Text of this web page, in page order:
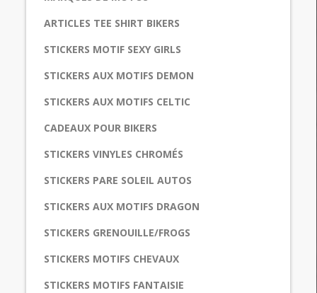
ARTICLES TEE SHIRT BIKERS
STICKERS MOTIF SEXY GIRLS
STICKERS AUX MOTIFS DEMON
STICKERS AUX MOTIFS CELTIC
CADEAUX POUR BIKERS
STICKERS VINYLES CHROMÉS
STICKERS PARE SOLEIL AUTOS
STICKERS AUX MOTIFS DRAGON
STICKERS GRENOUILLE/FROGS
STICKERS MOTIFS CHEVAUX
STICKERS MOTIFS FANTAISIE